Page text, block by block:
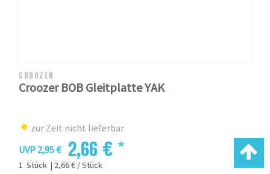
CROOZER
Croozer BOB Gleitplatte YAK
zur Zeit nicht lieferbar
UVP 2,95 € 2,66 € *
1 Stück | 2,66 € / Stück